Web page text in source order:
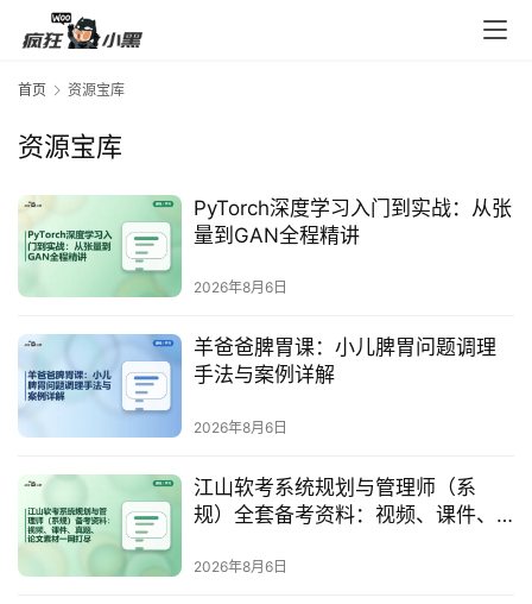
首页 资源宝库
资源宝库
PyTorch深度学习入门到实战：从张
量到GAN全程精讲
2026年8月6日
羊爸爸脾胃课：小儿脾胃问题调理
手法与案例详解
2026年8月6日
江山软考系统规划与管理师（系
规）全套备考资料：视频、课件、
2026年8月6日